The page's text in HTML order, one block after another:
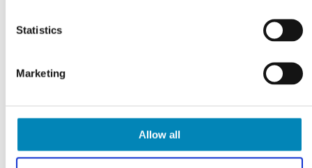
Statistics
Marketing
Allow all
KLIK HER